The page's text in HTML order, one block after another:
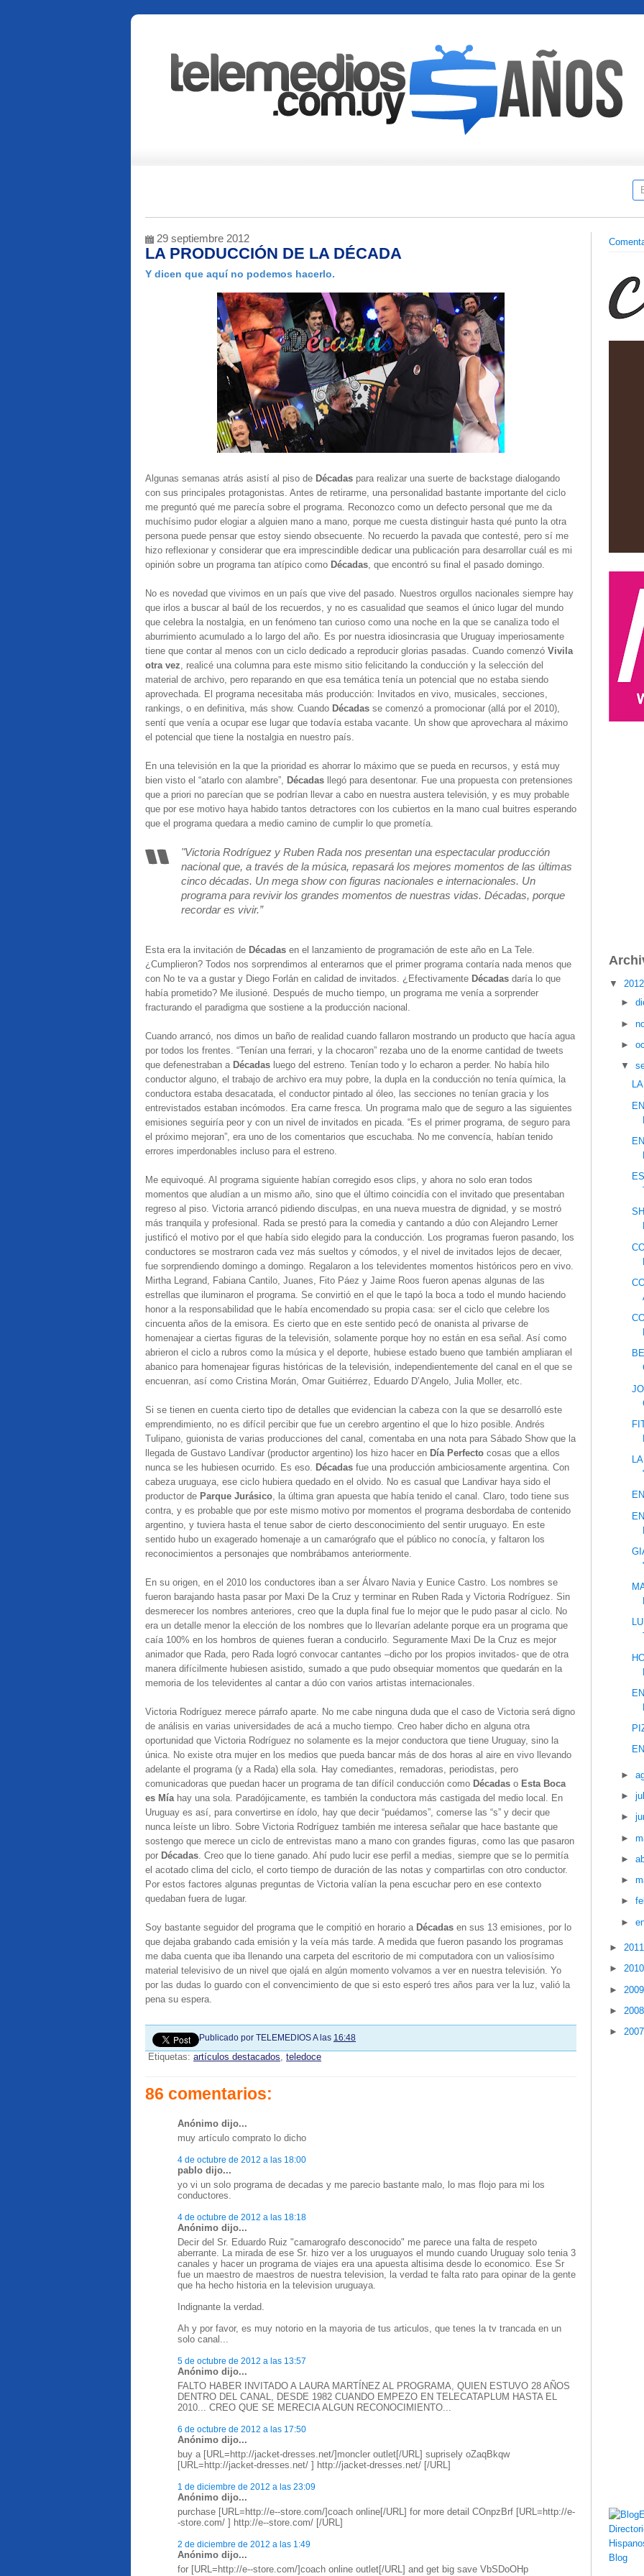
29 septiembre 2012
LA PRODUCCIÓN DE LA DÉCADA
Y dicen que aquí no podemos hacerlo.
Algunas semanas atrás asistí al piso de Décadas para realizar una suerte de backstage dialogando
con sus principales protagonistas. Antes de retirarme, una personalidad bastante importante del ciclo
me preguntó qué me parecía sobre el programa. Reconozco como un defecto personal que me da
muchísimo pudor elogiar a alguien mano a mano, porque me cuesta distinguir hasta qué punto la otra
persona puede pensar que estoy siendo obsecuente. No recuerdo la pavada que contesté, pero sí me
hizo reflexionar y considerar que era imprescindible dedicar una publicación para desarrollar cuál es mi
opinión sobre un programa tan atípico como Décadas, que encontró su final el pasado domingo.
No es novedad que vivimos en un país que vive del pasado. Nuestros orgullos nacionales siempre hay
que irlos a buscar al baúl de los recuerdos, y no es casualidad que seamos el único lugar del mundo
que celebra la nostalgia, en un fenómeno tan curioso como una noche en la que se canaliza todo el
aburrimiento acumulado a lo largo del año. Es por nuestra idiosincrasia que Uruguay imperiosamente
tiene que contar al menos con un ciclo dedicado a reproducir glorias pasadas. Cuando comenzó Vivila
otra vez, realicé una columna para este mismo sitio felicitando la conducción y la selección del
material de archivo, pero reparando en que esa temática tenía un potencial que no estaba siendo
aprovechada. El programa necesitaba más producción: Invitados en vivo, musicales, secciones,
rankings, o en definitiva, más show. Cuando Décadas se comenzó a promocionar (allá por el 2010),
sentí que venía a ocupar ese lugar que todavía estaba vacante. Un show que aprovechara al máximo
el potencial que tiene la nostalgia en nuestro país.
En una televisión en la que la prioridad es ahorrar lo máximo que se pueda en recursos, y está muy
bien visto el “atarlo con alambre”, Décadas
llegó para desentonar. Fue una propuesta con pretensiones
que a priori no parecían que se podrían llevar a cabo en nuestra austera televisión, y es muy probable
que por ese motivo haya habido tantos detractores con los cubiertos en la mano cual buitres esperando
que el programa quedara a medio camino de cumplir lo que prometía.
"Victoria Rodríguez y Ruben Rada nos presentan una espectacular producción
nacional que, a través de la música, repasará los mejores momentos de las últimas
cinco décadas. Un mega show con figuras nacionales e internacionales. Un
programa para revivir los grandes momentos de nuestras vidas. Décadas, porque
recordar es vivir.”
Esta era la invitación de Décadas en el lanzamiento de programación de este año en La Tele.
¿Cumplieron? Todos nos sorprendimos al enterarnos que el primer programa contaría nada menos que
con No te va a gustar y Diego Forlán en calidad de invitados. ¿Efectivamente Décadas daría lo que
había prometido? Me ilusioné. Después de mucho tiempo, un programa me venía a sorprender
fracturando el paradigma que sostiene a la producción nacional.
Cuando arrancó, nos dimos un baño de realidad cuando fallaron mostrando un producto que hacía agua
por todos los frentes. “Tenían una ferrari, y la chocaron” rezaba uno de la enorme cantidad de tweets
que defenestraban a Décadas luego del estreno. Tenían todo y lo echaron a perder. No había hilo
conductor alguno, el trabajo de archivo era muy pobre, la dupla en la conducción no tenía química, la
conductora estaba desacatada, el conductor pintado al óleo, las secciones no tenían gracia y los
entrevistados estaban incómodos. Era carne fresca. Un programa malo que de seguro a las siguientes
emisiones seguiría peor y con un nivel de invitados en picada. “Es el primer programa, de seguro para
el próximo mejoran”, era uno de los comentarios que escuchaba. No me convencía, habían tenido
errores imperdonables incluso para el estreno.
Me equivoqué. Al programa siguiente habían corregido esos clips, y ahora no solo eran todos
momentos que aludían a un mismo año, sino que el último coincidía con el invitado que presentaban
regreso al piso. Victoria arrancó pidiendo disculpas, en una nueva muestra de dignidad, y se mostró
más tranquila y profesional. Rada se prestó para la comedia y cantando a dúo con Alejandro Lerner
justificó el motivo por el que había sido elegido para la conducción. Los programas fueron pasando, los
conductores se mostraron cada vez más sueltos y cómodos, y el nivel de invitados lejos de decaer,
fue sorprendiendo domingo a domingo. Regalaron a los televidentes momentos históricos pero en vivo.
Mirtha Legrand, Fabiana Cantilo, Juanes, Fito Páez y Jaime Roos fueron apenas algunas de las
estrellas que iluminaron el programa. Se convirtió en el que le tapó la boca a todo el mundo haciendo
honor a la responsabilidad que le había encomendado su propia casa: ser el ciclo que celebre los
cincuenta años de la emisora. Es cierto que en este sentido pecó de onanista al privarse de
homenajear a ciertas figuras de la televisión, solamente porque hoy no están en esa señal. Así como
abrieron el ciclo a rubros como la música y el deporte, hubiese estado bueno que también ampliaran el
abanico para homenajear figuras históricas de la televisión, independientemente del canal en el que se
encuenran, así como Cristina Morán, Omar Guitiérrez, Eduardo D’Angelo, Julia Moller, etc.
Si se tienen en cuenta cierto tipo de detalles que evidencian la cabeza con la que se desarrolló este
emprendimiento, no es difícil percibir que fue un cerebro argentino el que lo hizo posible. Andrés
Tulipano, guionista de varias producciones del canal, comentaba en una nota para Sábado Show que la
llegada de Gustavo Landívar (productor argentino) los hizo hacer en Día Perfecto cosas que a ellos
nunca se les hubiesen ocurrido. Es eso. Décadas fue una producción ambiciosamente argentina. Con
cabeza uruguaya, ese ciclo hubiera quedado en el olvido. No es casual que Landivar haya sido el
productor de Parque Jurásico, la última gran apuesta que había tenido el canal. Claro, todo tiene sus
contra, y es probable que por este mismo motivo por momentos el programa desbordaba de contenido
argentino, y tuviera hasta el tenue sabor de cierto desconocimiento del sentir uruguayo. En este
sentido hubo un exagerado homenaje a un camarógrafo que el público no conocía, y faltaron los
reconocimientos a personajes que nombrábamos anteriormente.
En su origen, en el 2010 los conductores iban a ser Álvaro Navia y Eunice Castro. Los nombres se
fueron barajando hasta pasar por Maxi De la Cruz y terminar en Ruben Rada y Victoria Rodríguez. Sin
desmerecer los nombres anteriores, creo que la dupla final fue lo mejor que le pudo pasar al ciclo. No
era un detalle menor la elección de los nombres que lo llevarían adelante porque era un programa que
caía 100% en los hombros de quienes fueran a conducirlo. Seguramente Maxi De la Cruz es mejor
animador que Rada, pero Rada logró convocar cantantes –dicho por los propios invitados- que de otra
manera difícilmente hubiesen asistido, sumado a que pudo obsequiar momentos que quedarán en la
memoria de los televidentes al cantar a dúo con varios artistas internacionales.
Victoria Rodríguez merece párrafo aparte. No me cabe ninguna duda que el caso de Victoria será digno
de análisis en varias universidades de acá a mucho tiempo. Creo haber dicho en alguna otra
oportunidad que Victoria Rodríguez no solamente es la mejor conductora que tiene Uruguay, sino la
única. No existe otra mujer en los medios que pueda bancar más de dos horas al aire en vivo llevando
adelante el programa (y a Rada) ella sola. Hay comediantes, remadoras, periodistas, pero
comunicadoras que puedan hacer un programa de tan difícil conducción como Décadas o Esta Boca
es Mía hay una sola. Paradójicamente, es también la conductora más castigada del medio local. En
Uruguay es así, para convertirse en ídolo, hay que decir “puédamos”, comerse las “s” y decir que
nunca leíste un libro. Sobre Victoria Rodríguez también me interesa señalar que hace bastante que
sostengo que merece un ciclo de entrevistas mano a mano con grandes figuras, como las que pasaron
por Décadas. Creo que lo tiene ganado. Ahí pudo lucir ese perfil a medias, siempre que se lo permitía
el acotado clima del ciclo, el corto tiempo de duración de las notas y compartirlas con otro conductor.
Por estos factores algunas preguntas de Victoria valían la pena escuchar pero en ese contexto
quedaban fuera de lugar.
Soy bastante seguidor del programa que le compitió en horario a Décadas en sus 13 emisiones, por lo
que dejaba grabando cada emisión y la veía más tarde. A medida que fueron pasando los programas
me daba cuenta que iba llenando una carpeta del escritorio de mi computadora con un valiosísimo
material televisivo de un nivel que ojalá en algún momento volvamos a ver en nuestra televisión. Yo
por las dudas lo guardo con el convencimiento de que si esto esperó tres años para ver la luz, valió la
pena su espera.
Publicado por TELEMEDIOSA las 16:48
Etiquetas: artículos destacados, teledoce
86 comentarios:
Anónimo dijo...
muy artículo comprato lo dicho
4 de octubre de 2012 a las 18:00
pablo dijo...
yo vi un solo programa de decadas y me parecio bastante malo, lo mas flojo para mi los
conductores.
4 de octubre de 2012 a las 18:18
Anónimo dijo...
Decir del Sr. Eduardo Ruiz "camarografo desconocido" me parece una falta de respeto
aberrante. La mirada de ese Sr. hizo ver a los uruguayos el mundo cuando Uruguay solo tenia 3
canales y hacer un programa de viajes era una apuesta altisima desde lo economico. Ese Sr
fue un maestro de maestros de nuestra television, la verdad te falta rato para opinar de la gente
que ha hecho historia en la television uruguaya.
Indignante la verdad.
Ah y por favor, es muy notorio en la mayoria de tus articulos, que tenes la tv trancada en un
solo canal...
5 de octubre de 2012 a las 13:57
Anónimo dijo...
FALTO HABER INVITADO A LAURA MARTÍNEZ AL PROGRAMA, QUIEN ESTUVO 28 AÑOS
DENTRO DEL CANAL, DESDE 1982 CUANDO EMPEZO EN TELECATAPLUM HASTA EL
2010... CREO QUE SE MERECIA ALGUN RECONOCIMIENTO...
6 de octubre de 2012 a las 17:50
Anónimo dijo...
buy a [URL=http://jacket-dresses.net/]moncler outlet[/URL] suprisely oZaqBkqw
[URL=http://jacket-dresses.net/ ] http://jacket-dresses.net/ [/URL]
1 de diciembre de 2012 a las 23:09
Anónimo dijo...
purchase [URL=http://e--store.com/]coach online[/URL] for more detail COnpzBrf [URL=http://e-
-store.com/ ] http://e--store.com/ [/URL]
2 de diciembre de 2012 a las 1:49
Anónimo dijo...
for [URL=http://e--store.com/]coach online outlet[/URL] and get big save VbSDoOHp
▼
►
►
►
▼
►
►
►
►
►
►
►
►
►
►
►
►
►